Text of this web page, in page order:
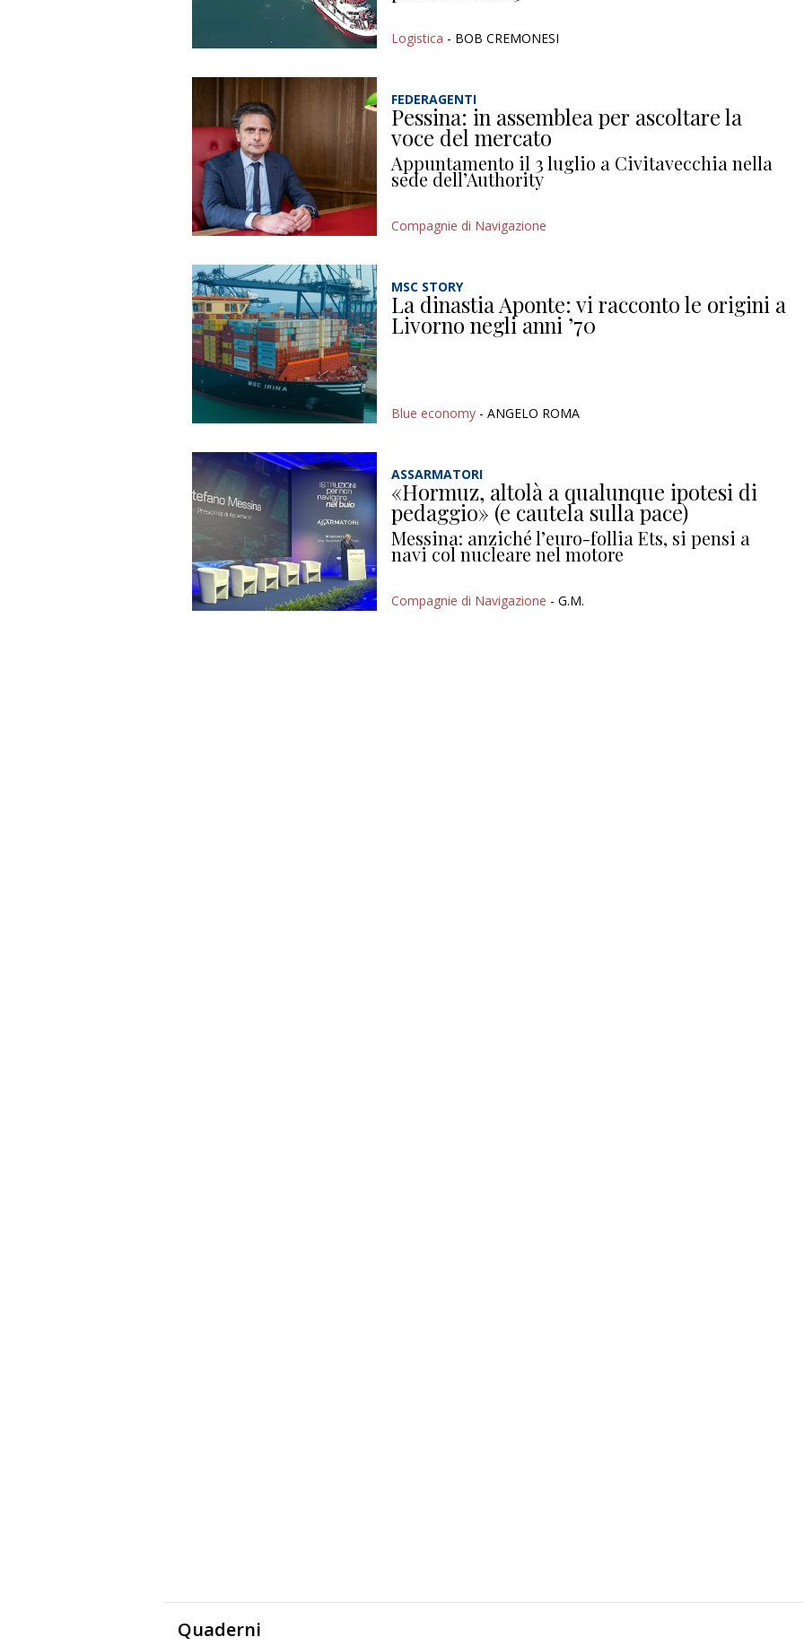
Logistica - BOB CREMONESI
FEDERAGENTI
Pessina: in assemblea per ascoltare la
voce del mercato
Appuntamento il 3 luglio a Civitavecchia nella
sede dell’Authority
Compagnie di Navigazione
MSC STORY
La dinastia Aponte: vi racconto le origini a
Livorno negli anni ’70
Blue economy - ANGELO ROMA
ASSARMATORI
«Hormuz, altolà a qualunque ipotesi di
pedaggio» (e cautela sulla pace)
Messina: anziché l’euro-follia Ets, si pensi a
navi col nucleare nel motore
Compagnie di Navigazione - G.M.
Quaderni